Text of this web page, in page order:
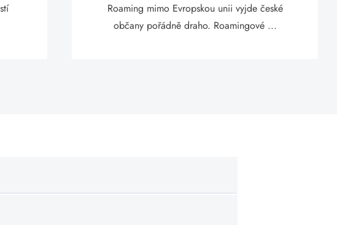
Roaming mimo Evropskou unii vyjde české
občany pořádně draho. Roamingové ...